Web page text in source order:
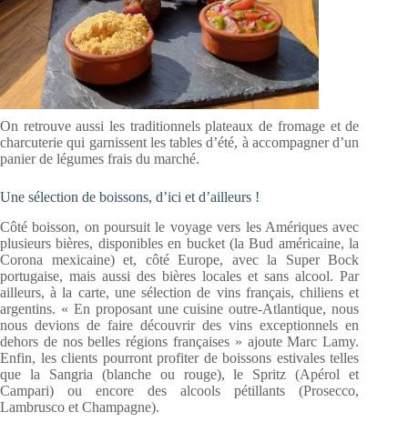
On retrouve aussi les traditionnels plateaux de fromage et de
charcuterie qui garnissent les tables d’été, à accompagner d’un
panier de légumes frais du marché.
Une sélection de boissons, d’ici et d’ailleurs !
Côté boisson, on poursuit le voyage vers les Amériques avec
plusieurs bières, disponibles en bucket (la Bud américaine, la
Corona mexicaine) et, côté Europe, avec la Super Bock
portugaise, mais aussi des bières locales et sans alcool. Par
ailleurs, à la carte, une sélection de vins français, chiliens et
argentins. « En proposant une cuisine outre-Atlantique, nous
nous devions de faire découvrir des vins exceptionnels en
dehors de nos belles régions françaises » ajoute Marc Lamy.
Enfin, les clients pourront profiter de boissons estivales telles
que la Sangria (blanche ou rouge), le Spritz (Apérol et
Campari) ou encore des alcools pétillants (Prosecco,
Lambrusco et Champagne).